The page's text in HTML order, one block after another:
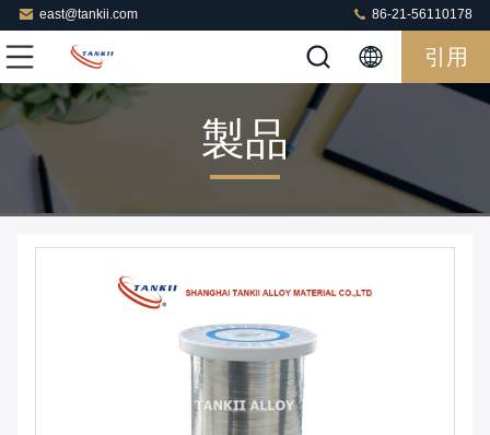
east@tankii.com 86-21-56110178
引用
製品